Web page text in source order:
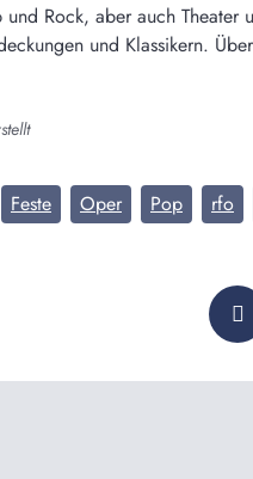
Rock, aber auch
und Klassikern.
Feste Oper Pop rfo